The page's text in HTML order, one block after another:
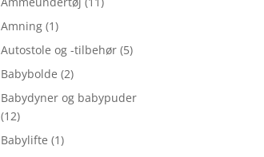
Amning (1)
Autostole og -tilbehør (5)
Babybolde (2)
Babydyner og babypuder
(12)
Babylifte (1)